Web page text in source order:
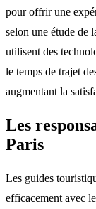
pour offrir une
selon une étude de
utilisent des
le temps de trajet
augmentant la
Les
Paris
Les guides
efficacement avec